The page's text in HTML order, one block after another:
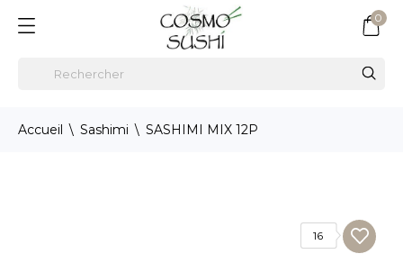
0
Accueil Sashimi SASHIMI MIX 12P
16